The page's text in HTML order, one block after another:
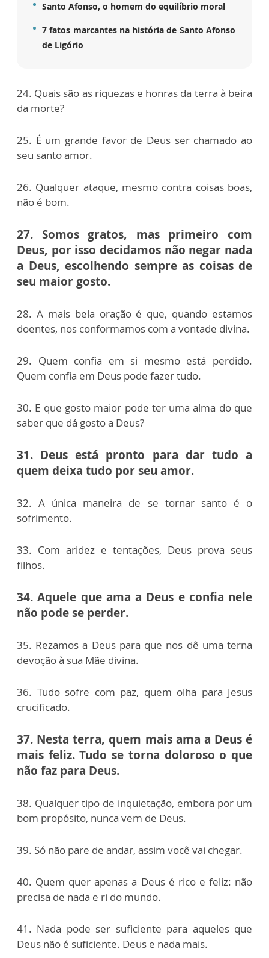
Santo Afonso, o homem do equilíbrio moral
7 fatos marcantes na história de Santo Afonso
de Ligório
24. Quais são as riquezas e honras da terra à beira
da morte?
25. É um grande favor de Deus ser chamado ao
seu santo amor.
26. Qualquer ataque, mesmo contra coisas boas,
não é bom.
27. Somos gratos, mas primeiro com
Deus, por isso decidamos não negar nada
a Deus, escolhendo sempre as coisas de
seu maior gosto.
28. A mais bela oração é que, quando estamos
doentes, nos conformamos com a vontade divina.
29. Quem confia em si mesmo está perdido.
Quem confia em Deus pode fazer tudo.
30. E que gosto maior pode ter uma alma do que
saber que dá gosto a Deus?
31. Deus está pronto para dar tudo a
quem deixa tudo por seu amor.
32. A única maneira de se tornar santo é o
sofrimento.
33. Com aridez e tentações, Deus prova seus
filhos.
34. Aquele que ama a Deus e confia nele
não pode se perder.
35. Rezamos a Deus para que nos dê uma terna
devoção à sua Mãe divina.
36. Tudo sofre com paz, quem olha para Jesus
crucificado.
37. Nesta terra, quem mais ama a Deus é
mais feliz. Tudo se torna doloroso o que
não faz para Deus.
38. Qualquer tipo de inquietação, embora por um
bom propósito, nunca vem de Deus.
39. Só não pare de andar, assim você vai chegar.
40. Quem quer apenas a Deus é rico e feliz: não
precisa de nada e ri do mundo.
41. Nada pode ser suficiente para aqueles que
Deus não é suficiente. Deus e nada mais.